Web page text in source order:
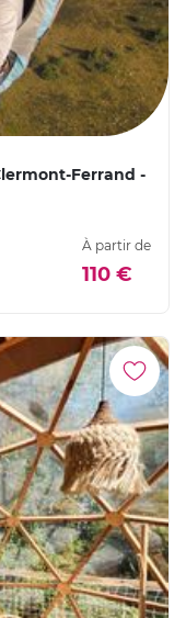
Ferrand -
À partir de
110 €